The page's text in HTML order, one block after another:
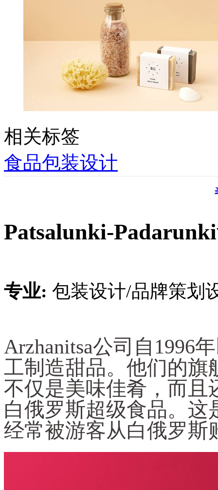
相关标签
食品包装设计
Patsalunki-
专业: 包装设计/品牌策划
Arzhanitsa公司自1996
工制造甜品。他们的旗
不仅是美味佳肴，而且
白俄罗斯超级食品。
经常被游客从白俄罗斯